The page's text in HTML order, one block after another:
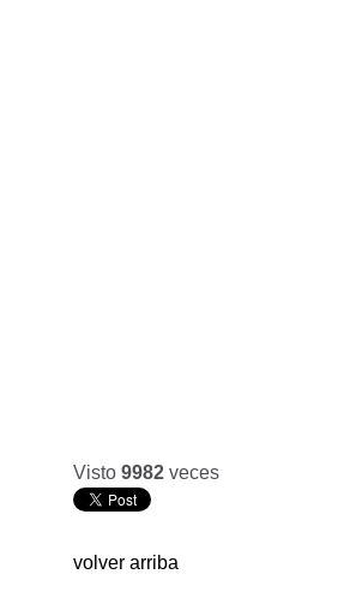
Visto 9982 veces
volver arriba